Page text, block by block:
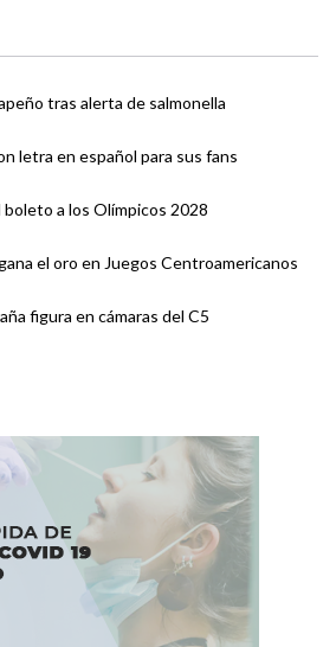
tras alerta de salmonella
letra en español para sus fans
a los Olímpicos 2028
el oro en Juegos Centroamericanos
figura en cámaras del C5